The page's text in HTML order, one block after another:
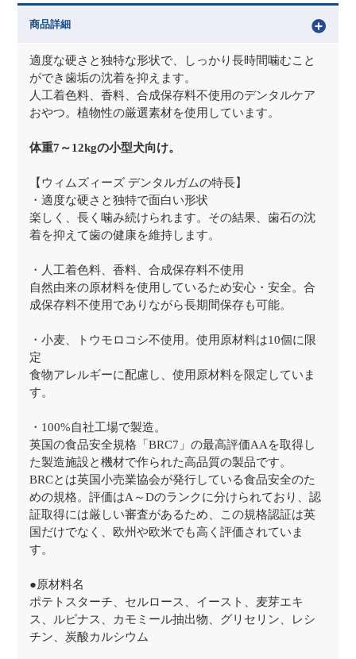
商品詳細
適度な硬さと独特な形状で、しっかり長時間噛むこと
ができ歯垢の沈着を抑えます。
人工着色料、香料、合成保存料不使用のデンタルケア
おやつ。植物性の厳選素材を使用しています。
体重7～12kgの小型犬向け。
【ウィムズィーズ デンタルガムの特長】
・適度な硬さと独特で面白い形状
楽しく、長く噛み続けられます。その結果、歯石の沈
着を抑えて歯の健康を維持します。
・人工着色料、香料、合成保存料不使用
自然由来の原材料を使用しているため安心・安全。合
成保存料不使用でありながら長期間保存も可能。
・小麦、トウモロコシ不使用。使用原材料は10個に限
定
食物アレルギーに配慮し、使用原材料を限定していま
す。
・100%自社工場で製造。
英国の食品安全規格「BRC7」の最高評価AAを取得し
た製造施設と機材で作られた高品質の製品です。
BRCとは英国小売業協会が発行している食品安全のた
めの規格。評価はA～Dのランクに分けられており、認
証取得には厳しい審査があるため、この規格認証は英
国だけでなく、欧州や欧米でも高く評価されていま
す。
●原材料名
ポテトスターチ、セルロース、イースト、麦芽エキ
ス、ルピナス、カモミール抽出物、グリセリン、レシ
チン、炭酸カルシウム